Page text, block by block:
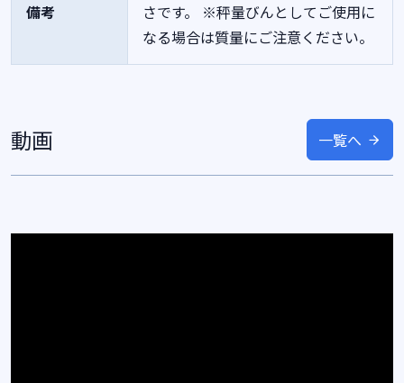
備考
さです。
※秤量びんとしてご使用に
なる場合は質量にご注意ください。
動画 一覧へ